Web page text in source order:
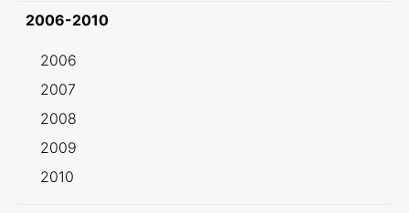
2006-2010
2006
2007
2008
2009
2010